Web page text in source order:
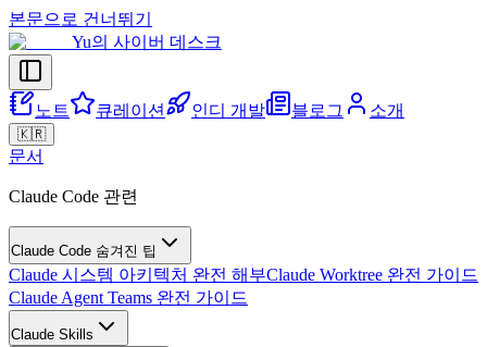
본문으로 건너뛰기
Yu의 사이버 데스크
노트 큐레이션 인디 개발 블로그 소개
🇰🇷
문서
Claude Code 관련
Claude Code 숨겨진 팁
Claude 시스템 아키텍처 완전 해부Claude Worktree 완전 가이드
Claude Agent Teams 완전 가이드
Claude Skills